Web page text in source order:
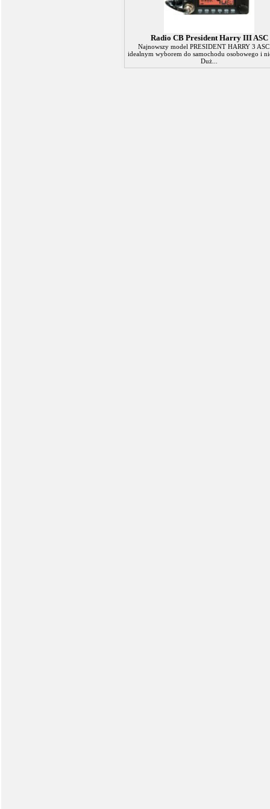
Radio CB President Harry III ASC
Najnowszy model PRESIDENT HARRY 3 ASC
idealnym wyborem do samochodu osobowego i
Duż...